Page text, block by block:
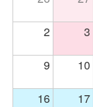
2
3
9
10
16
17